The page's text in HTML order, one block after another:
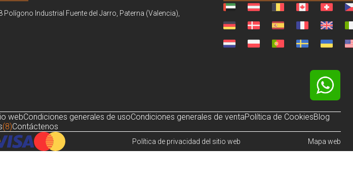
Polígono Industrial Fuente del Jarro, Paterna (Valencia),
webCondiciones generales de usoCondiciones generales de ventaPolítica de CookiesBlog
(8)Contáctenos
Política de privacidad del sitio web Mapa web